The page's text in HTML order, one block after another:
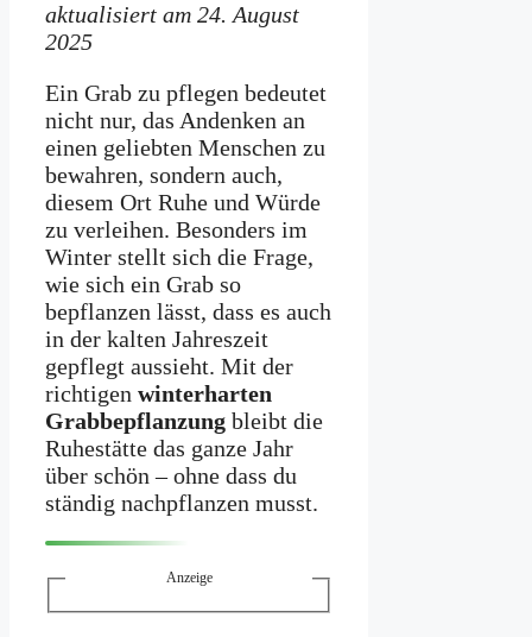
aktualisiert am 24. August
2025
Ein Grab zu pflegen bedeutet
nicht nur, das Andenken an
einen geliebten Menschen zu
bewahren, sondern auch,
diesem Ort Ruhe und Würde
zu verleihen. Besonders im
Winter stellt sich die Frage,
wie sich ein Grab so
bepflanzen lässt, dass es auch
in der kalten Jahreszeit
gepflegt aussieht. Mit der
richtigen winterharten
Grabbepflanzung bleibt die
Ruhestätte das ganze Jahr
über schön – ohne dass du
ständig nachpflanzen musst.
Anzeige